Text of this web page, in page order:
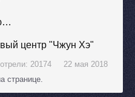
центр "Чжун Хэ"
20174 22 мая 2018
странице.